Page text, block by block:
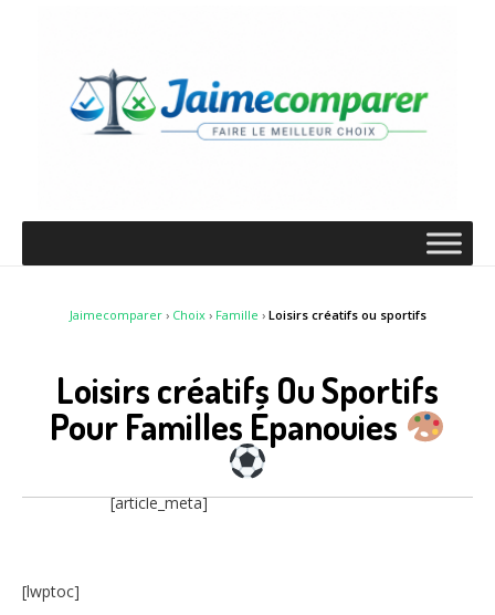
Jaimecomparer› Choix› Famille › Loisirs créatifs ou sportifs
Loisirs créatifs Ou Sportifs
Pour Familles Épanouies
[article_meta]
[lwptoc]